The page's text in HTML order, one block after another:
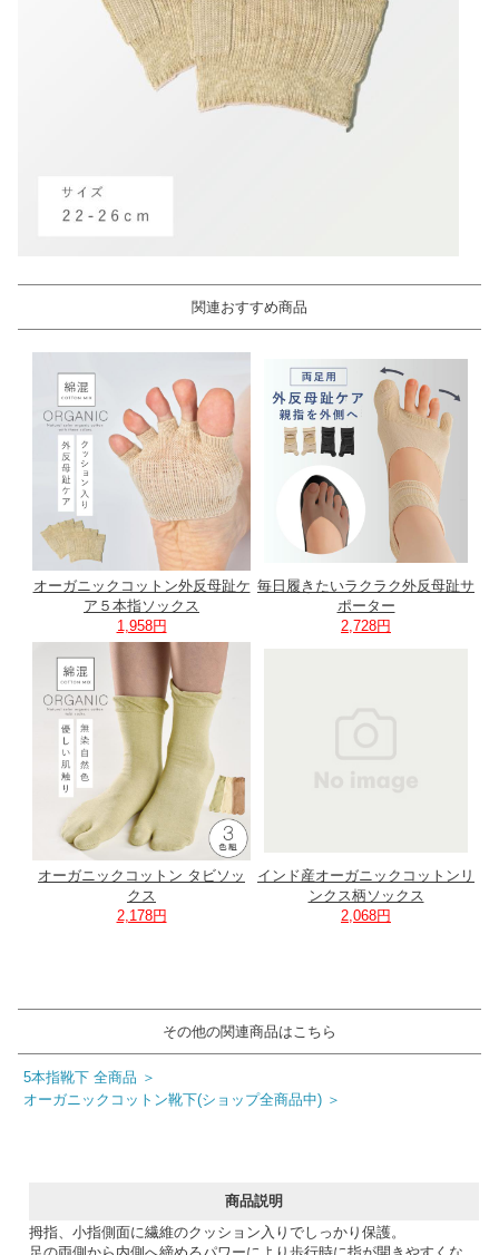
関連おすすめ商品
オーガニックコットン外反母趾ケ
ア５本指ソックス
1,958円
毎日履きたいラクラク外反母趾サ
ポーター
2,728円
オーガニックコットン タビソッ
クス
2,178円
インド産オーガニックコットンリ
ンクス柄ソックス
2,068円
その他の関連商品はこちら
5本指靴下 全商品 ＞
オーガニックコットン靴下(ショップ全商品中) ＞
商品説明
拇指、小指側面に繊維のクッション入りでしっかり保護。